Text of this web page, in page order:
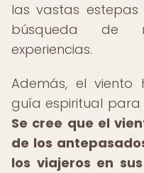
las vastas
búsqueda de
experiencias.
Además, el viento
guía espiritual
Se cree que el
de los
los viajeros en